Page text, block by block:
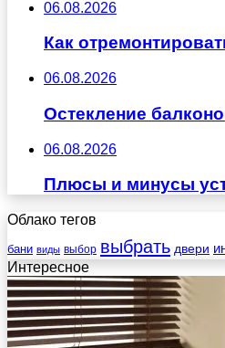
06.08.2026
Как
06.08.2026
Остекление
06.08.2026
Плюсы и минусы
Облако тегов
бани виды выбор выбрать двери
Интересное